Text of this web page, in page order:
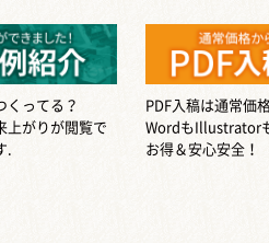
くってる？
上がりが閲覧で
.
PDF入稿は通常価
WordもIllustrator
お得＆安心安全！